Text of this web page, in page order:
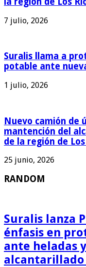
7 julio, 2026
Suralis llama a
potable ante
1 julio, 2026
Nuevo camión de
mantención del
de la región de
25 junio, 2026
RANDOM
Suralis lanza
énfasis en
ante heladas